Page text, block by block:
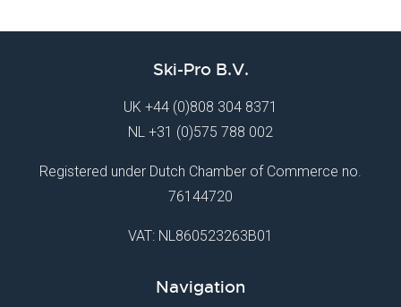
Ski-Pro B.V.
UK +44 (0)808 304 8371
NL +31 (0)575 788 002
Registered under Dutch Chamber of Commerce no.
76144720
VAT: NL860523263B01
Navigation